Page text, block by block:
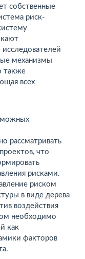
собственные
риск-
механизмы
также
всех
рассматривать
что
рисками.
риском
в виде дерева
воздействия
необходимо
как
факторов